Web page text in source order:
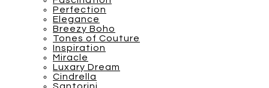
Perfection
Elegance
Breezy Boho
Tones of Couture
Inspiration
Miracle
Luxary Dream
Cindrella